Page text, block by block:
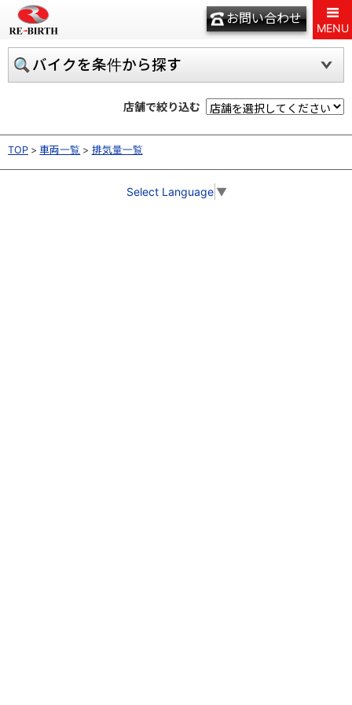
お問い合わせ
MENU
バイクを条件から探す
店舗で絞り込む
TOP 車両一覧 排気量一覧
Select Language ▼